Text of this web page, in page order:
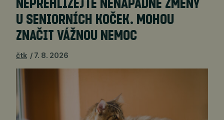
NEPŘEHLÍŽEJTE NENÁPADNÉ ZMĚNY
U SENIORNÍCH KOČEK. MOHOU
ZNAČIT VÁŽNOU NEMOC
čtk 7. 8. 2026